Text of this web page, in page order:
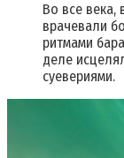
Во все века,
врачевали
ритмами
деле
суевериями.